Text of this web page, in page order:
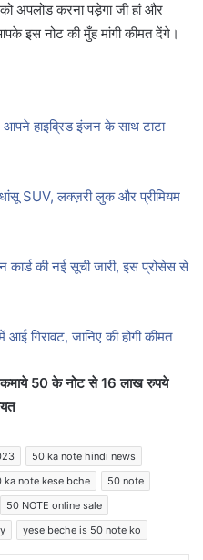
अपलोड करना पड़ेगा जी हां और
इस नोट की मुँह मांगी कीमत देंगे।
आपने हाइब्रिड इंजन के साथ टाटा
SUV, लक्ज़री लुक और प्रीमियम
की नई सूची जारी, इस प्रोसेस से
गिरावट, जानिए की होगी कीमत
50 के नोट से 16 लाख रुपये
50 ka note hindi news
ka note kese bche
50 note
50 NOTE online sale
yese beche is 50 note ko